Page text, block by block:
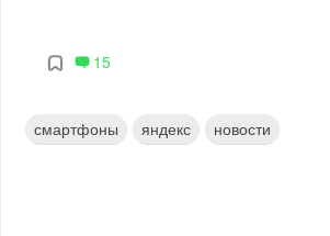
15
смартфоны яндекс новости